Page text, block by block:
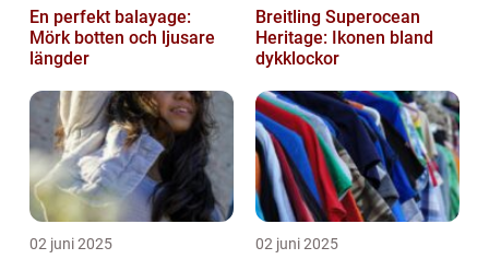
En perfekt balayage:
Mörk botten och ljusare
längder
Breitling Superocean
Heritage: Ikonen bland
dykklockor
02 juni 2025 02 juni 2025